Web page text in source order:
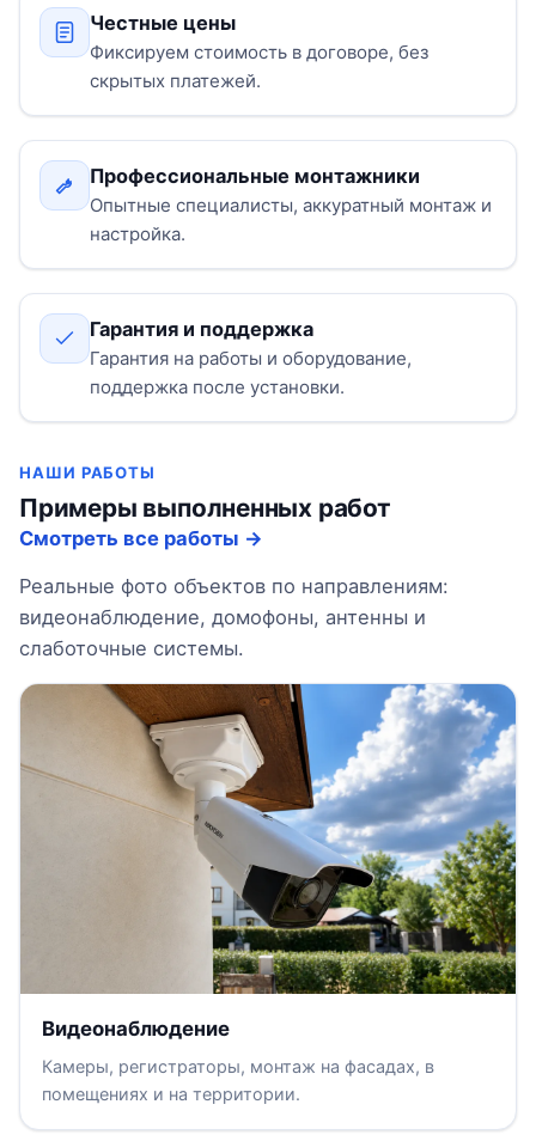
Честные цены
Фиксируем стоимость в договоре, без
скрытых платежей.
Профессиональные монтажники
Опытные специалисты, аккуратный монтаж и
настройка.
Гарантия и поддержка
Гарантия на работы и оборудование,
поддержка после установки.
НАШИ РАБОТЫ
Примеры выполненных работ
Смотреть все работы →
Реальные фото объектов по направлениям:
видеонаблюдение, домофоны, антенны и
слаботочные системы.
Видеонаблюдение
Камеры, регистраторы, монтаж на фасадах, в
помещениях и на территории.